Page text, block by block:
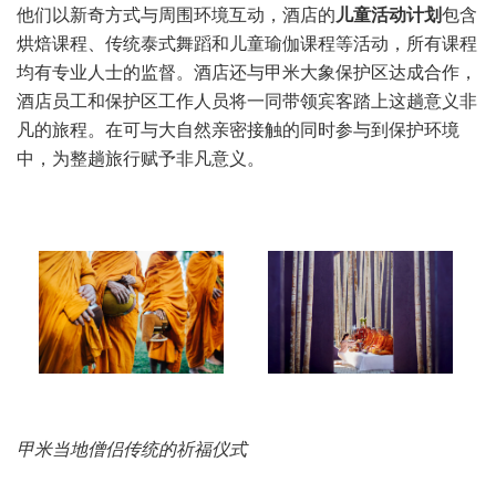
他们以新奇方式与周围环境互动，酒店的儿童活动计划包含
烘焙课程、传统泰式舞蹈和儿童瑜伽课程等活动，所有课程
均有专业人士的监督。酒店还与甲米大象保护区达成合作，
酒店员工和保护区工作人员将一同带领宾客踏上这趟意义非
凡的旅程。在可与大自然亲密接触的同时参与到保护环境
中，为整趟旅行赋予非凡意义。
甲米当地僧侣传统的祈福仪式